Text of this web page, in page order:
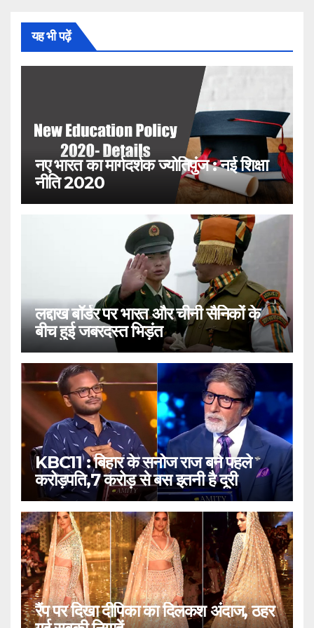
यह भी पढ़ें
नए भारत का मार्गदर्शक ज्योतिपुंज : नई शिक्षा
नीति 2020
लद्दाख बॉर्डर पर भारत और चीनी सैनिकों के
बीच हुई जबरदस्त भिड़ंत
KBC11 : बिहार के सनोज राज बने पहले
करोड़पति,7 करोड़ से बस इतनी है दूरी
रैंप पर दिखा दीपिका का दिलकश अंदाज, ठहर